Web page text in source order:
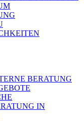
BERATUNG
IN